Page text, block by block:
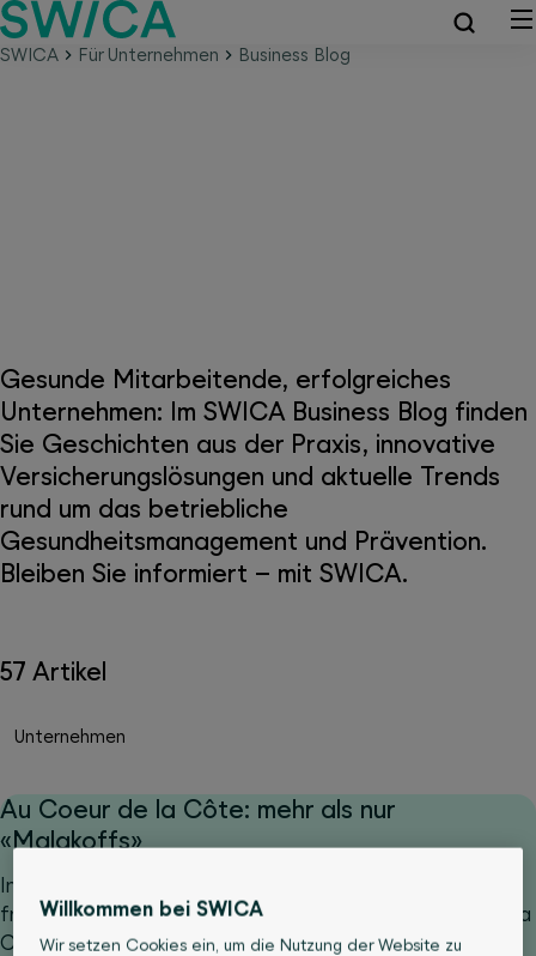
SWICA Für Unternehmen Business Blog
Gesunde Mitarbeitende, erfolgreiches
Unternehmen: Im SWICA Business Blog finden
Sie Geschichten aus der Praxis, innovative
Versicherungslösungen und aktuelle Trends
rund um das betriebliche
Gesundheitsmanagement und Prävention.
Bleiben Sie informiert – mit SWICA.
57 Artikel
Unternehmen
Au Coeur de la Côte: mehr als nur
«Malakoffs»
Inmitten der Waadtländer Weinberge, im kleinen,
friedlichen Dorf Vinzel, befindet sich das «Au Coeur de la
Côte». Warum Nicoline Anjema das Bistrot mit 130-
Willkommen bei SWICA
Wir setzen Cookies ein, um die Nutzung der Website zu